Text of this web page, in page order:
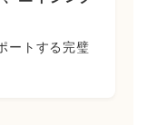
ートする完璧